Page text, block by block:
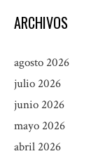
ARCHIVOS
agosto 2026
julio 2026
junio 2026
mayo 2026
abril 2026